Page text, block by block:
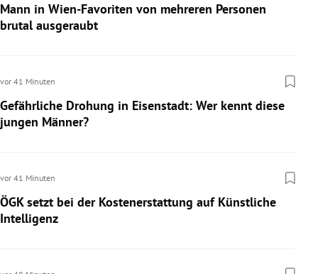
Mann in Wien-Favoriten von mehreren Personen
brutal ausgeraubt
vor 41 Minuten
Gefährliche Drohung in Eisenstadt: Wer kennt diese
jungen Männer?
vor 41 Minuten
ÖGK setzt bei der Kostenerstattung auf Künstliche
Intelligenz